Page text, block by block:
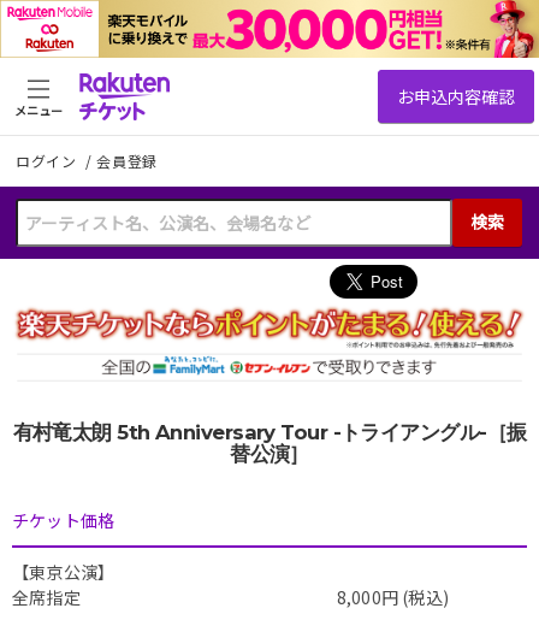
ログイン /会員登録
検索
メニュー
有村竜太朗 5th Anniversary Tour -トライアングル-［振
替公演］
チケット価格
【東京公演】
全席指定 8,000円 (税込)